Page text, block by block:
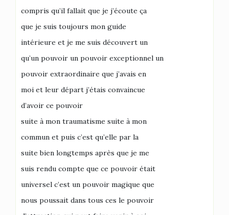
compris qu’il fallait que je j’écoute ça
que je suis toujours mon guide
intérieure et je me suis découvert un
qu’un pouvoir un pouvoir exceptionnel un
pouvoir extraordinaire que j’avais en
moi et leur départ j’étais convaincue
d’avoir ce pouvoir
suite à mon traumatisme suite à mon
commun et puis c’est qu’elle par la
suite bien longtemps après que je me
suis rendu compte que ce pouvoir était
universel c’est un pouvoir magique que
nous poussait dans tous ces le pouvoir